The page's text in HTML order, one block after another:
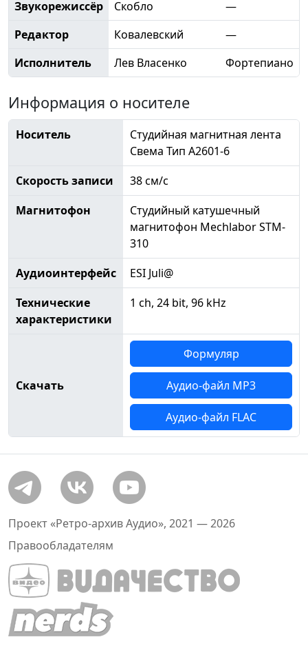
Звукорежиссёр Скобло
—
Редактор
Ковалевский
—
Исполнитель
Лев Власенко Фортепиано
Информация о носителе
Носитель
Студийная магнитная лента
Свема Тип А2601-6
Скорость записи
38 см/с
Магнитофон
Студийный катушечный
магнитофон Mechlabor STM-
310
Аудиоинтерфейс
ESI Juli@
Технические
характеристики
1 ch, 24 bit, 96 kHz
Скачать
Формуляр
Аудио-файл MP3
Аудио-файл FLAC
Проект «Ретро-архив Аудио», 2021 — 2026
Правообладателям